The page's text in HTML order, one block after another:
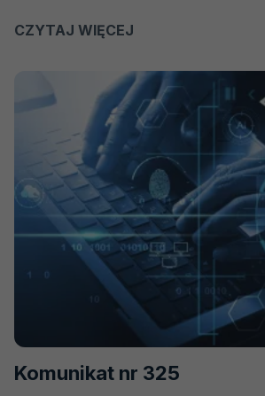
CZYTAJ WIĘCEJ
NR
326
Komunikat nr 325